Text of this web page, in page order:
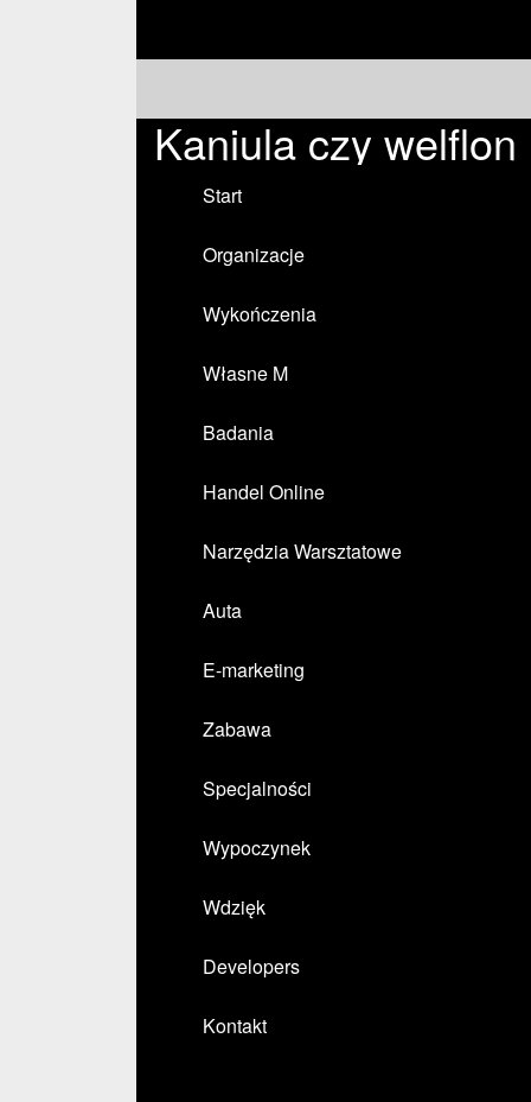
Kaniula czy welflon
Start
Organizacje
Wykończenia
Własne M
Badania
Handel Online
Narzędzia Warsztatowe
Auta
E-marketing
Zabawa
Specjalności
Wypoczynek
Wdzięk
Developers
Kontakt